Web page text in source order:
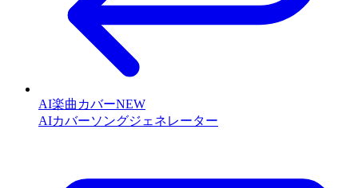
AI楽曲カバーNEW
AIカバーソングジェネレーター